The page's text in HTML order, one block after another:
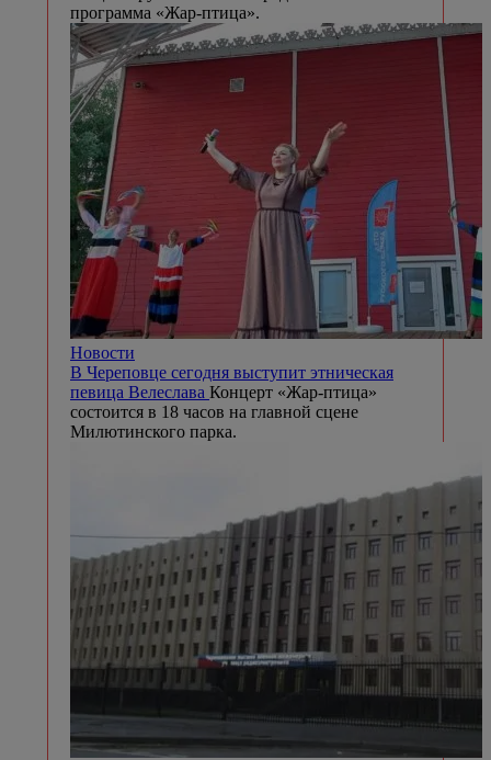
программа «Жар-птица».
Новости
В Череповце сегодня выступит этническая
певица Велеслава Концерт «Жар-птица»
состоится в 18 часов на главной сцене
Милютинского парка.